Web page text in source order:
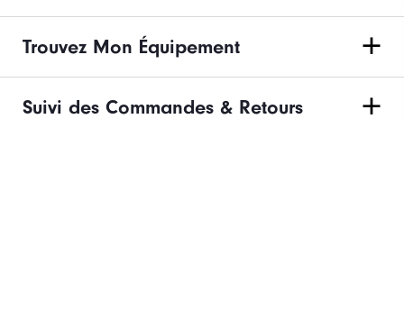
Trouvez Mon Équipement
Suivi des Commandes & Retours